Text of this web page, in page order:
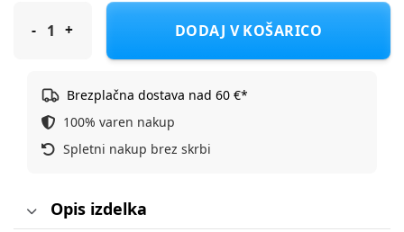
Ecoiffier žar s 23 pripomočki, dim: 43 x 29 x 29 cm
DODAJ V KOŠARICO
Brezplačna dostava nad 60 €*
100% varen nakup
Spletni nakup brez skrbi
Opis izdelka